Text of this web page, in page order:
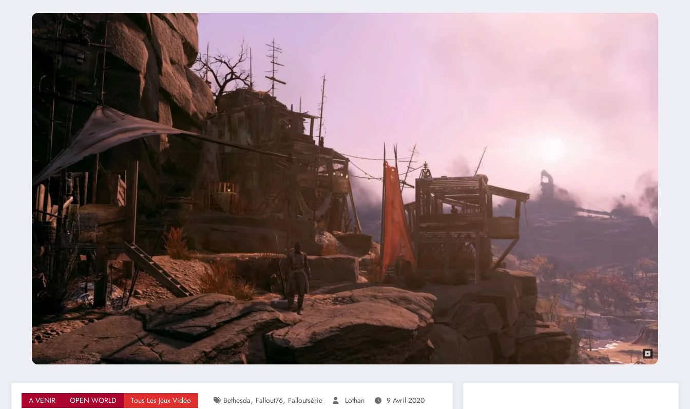
A VENIR OPEN WORLD Tous Les Jeux Vidéo Bethesda, Fallout76, Falloutsérie Lothan
9 Avril 2020